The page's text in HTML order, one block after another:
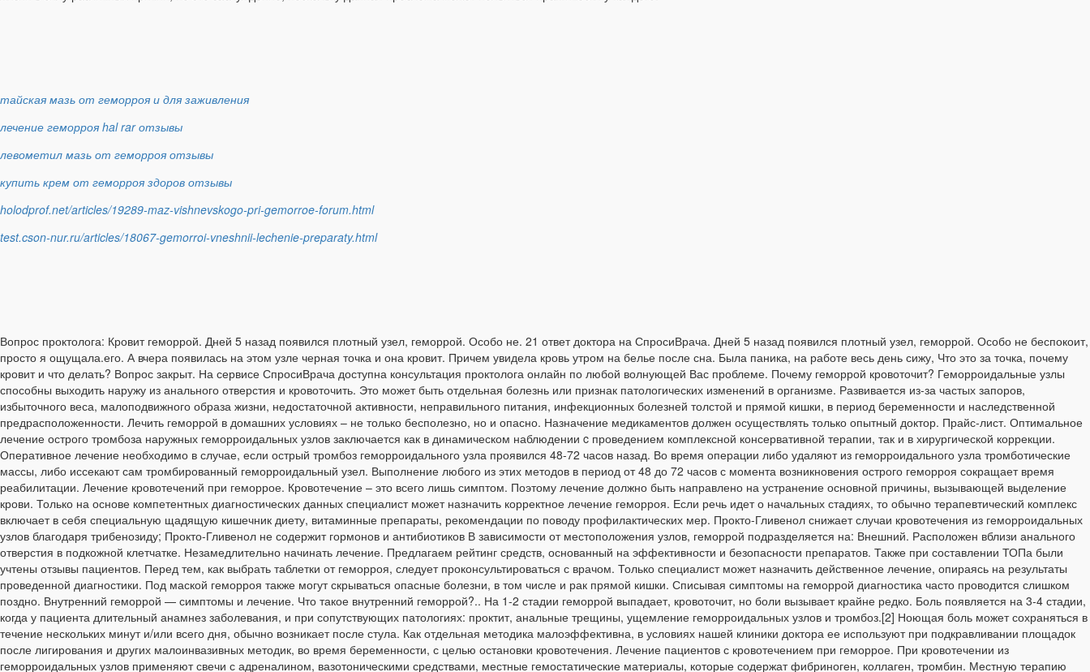
тайская мазь от геморроя и для заживления
лечение геморроя hal rar отзывы
левометил мазь от геморроя отзывы
купить крем от геморроя здоров отзывы
holodprof.net/articles/19289-maz-vishnevskogo-pri-gemorroe-forum.html
test.cson-nur.ru/articles/18067-gemorroi-vneshnii-lechenie-preparaty.html
Вопрос проктолога: Кровит геморрой. Дней 5 назад появился плотный узел, геморрой. Особо не. 21 ответ доктора на СпросиВрача. Дней 5 назад появился плотный узел, геморрой. Особо не беспокоит,
просто я ощущала.его. А вчера появилась на этом узле черная точка и она кровит. Причем увидела кровь утром на белье после сна. Была паника, на работе весь день сижу, Что это за точка, почему
кровит и что делать? Вопрос закрыт. На сервисе СпросиВрача доступна консультация проктолога онлайн по любой волнующей Вас проблеме. Почему геморрой кровоточит? Геморроидальные узлы
способны выходить наружу из анального отверстия и кровоточить. Это может быть отдельная болезнь или признак патологических изменений в организме. Развивается из-за частых запоров,
избыточного веса, малоподвижного образа жизни, недостаточной активности, неправильного питания, инфекционных болезней толстой и прямой кишки, в период беременности и наследственной
предрасположенности. Лечить геморрой в домашних условиях – не только бесполезно, но и опасно. Назначение медикаментов должен осуществлять только опытный доктор. Прайс-лист. Оптимальное
лечение острого тромбоза наружных геморроидальных узлов заключается как в динамическом наблюдении c проведением комплексной консервативной терапии, так и в хирургической коррекции.
Оперативное лечение необходимо в случае, если острый тромбоз геморроидального узла проявился 48-72 часов назад. Во время операции либо удаляют из геморроидального узла тромботические
массы, либо иссекают сам тромбированный геморроидальный узел. Выполнение любого из этих методов в период от 48 до 72 часов с момента возникновения острого геморроя сокращает время
реабилитации. Лечение кровотечений при геморрое. Кровотечение – это всего лишь симптом. Поэтому лечение должно быть направлено на устранение основной причины, вызывающей выделение
крови. Только на основе компетентных диагностических данных специалист может назначить корректное лечение геморроя. Если речь идет о начальных стадиях, то обычно терапевтический комплекс
включает в себя специальную щадящую кишечник диету, витаминные препараты, рекомендации по поводу профилактических мер. Прокто-Гливенол снижает случаи кровотечения из геморроидальных
узлов благодаря трибенозиду; Прокто-Гливенол не содержит гормонов и антибиотиков В зависимости от местоположения узлов, геморрой подразделяется на: Внешний. Расположен вблизи анального
отверстия в подкожной клетчатке. Незамедлительно начинать лечение. Предлагаем рейтинг средств, основанный на эффективности и безопасности препаратов. Также при составлении ТОПа были
учтены отзывы пациентов. Перед тем, как выбрать таблетки от геморроя, следует проконсультироваться с врачом. Только специалист может назначить действенное лечение, опираясь на результаты
проведенной диагностики. Под маской геморроя также могут скрываться опасные болезни, в том числе и рак прямой кишки. Списывая симптомы на геморрой диагностика часто проводится слишком
поздно. Внутренний геморрой — симптомы и лечение. Что такое внутренний геморрой?.. На 1-2 стадии геморрой выпадает, кровоточит, но боли вызывает крайне редко. Боль появляется на 3-4 стадии,
когда у пациента длительный анамнез заболевания, и при сопутствующих патологиях: проктит, анальные трещины, ущемление геморроидальных узлов и тромбоз.[2] Ноющая боль может сохраняться в
течение нескольких минут и/или всего дня, обычно возникает после стула. Как отдельная методика малоэффективна, в условиях нашей клиники доктора ее используют при подкравливании площадок
после лигирования и других малоинвазивных методик, во время беременности, с целью остановки кровотечения. Лечение пациентов с кровотечением при геморрое. При кровотечении из
геморроидальных узлов применяют свечи с адреналином, вазотоническими средствами, местные гемостатические материалы, которые содержат фибриноген, коллаген, тромбин. Местную терапию